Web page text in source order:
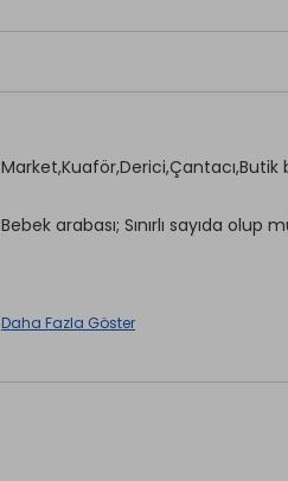
Bebek arabası; Sınırlı sayıda
Telefon *
Daha Fazla Göster